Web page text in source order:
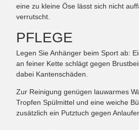
eine zu kleine Öse lässt sich nicht
verrutscht.
PFLEGE
Legen Sie Anhänger beim Sport ab:
an feiner Kette schlägt gegen
dabei Kantenschäden.
Zur Reinigung genügen lauwarmes
Tropfen Spülmittel und eine weiche
zusätzlich ein Putztuch gegen